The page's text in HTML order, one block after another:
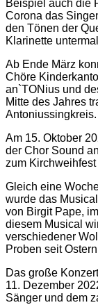
Beispiel auch die
Corona das
den Tönen der
Klarinette
Ab Ende März
Chöre
an`TONius und
Mitte des Jahres
Antoniussingkreis.
Am 15. Oktober
der Chor Sound
zum
Gleich eine
wurde das
von Birgit Pape,
diesem Musical
verschiedener
Proben seit
Das große
11. Dezember
Sänger und dem